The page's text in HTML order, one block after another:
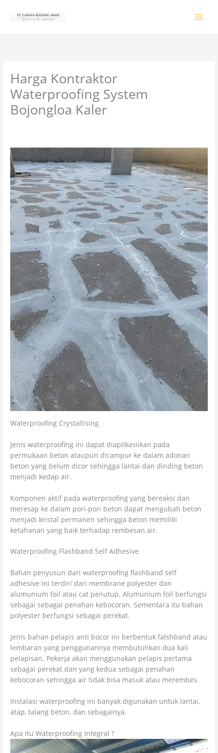
Harga Kontraktor
Waterproofing System
Bojongloa Kaler
Waterproofing Crystallising
Jenis waterproofing ini dapat diaplikasiikan pada
permukaan beton ataupun dicampur ke dalam adonan
beton yang belum dicor sehingga lantai dan dinding beton
menjadi kedap air.
Komponen aktif pada waterproofing yang bereaksi dan
meresap ke dalam pori-pori beton dapat mengubah beton
menjadi kristal permanen sehingga beton memiliki
ketahanan yang baik terhadap rembesan air.
Waterproofing Flashband Self Adhesive
Bahan penyusun dari waterproofing flashband self
adhesive ini terdiri dari membrane polyester dan
alumunium foil atau cat penutup. Alumunium foil berfungsi
sebagai sebagai penahan kebocoran. Sementara itu bahan
polyester berfungsi sebagai perekat.
Jenis bahan pelapis anti bocor ini berbentuk falshband atau
lembaran yang penggunannya membutuhkan dua kali
pelapisan. Pekerja akan menggunakan pelapis pertama
sebagai perekat dan yang kedua sebagai penahan
kebocoran sehingga air tidak bisa masuk atau merembes.
Instalasi waterproofing ini banyak digunakan untuk lantai,
atap, talang beton, dan sebagainya.
Apa itu Waterproofing Integral ?